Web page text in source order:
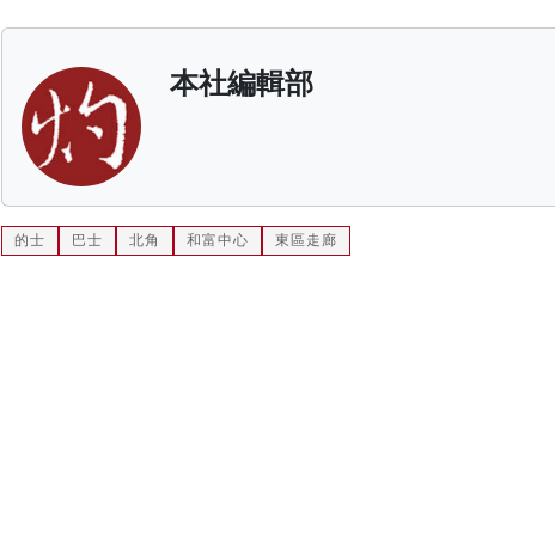
本社編輯部
的士 巴士 北角 和富中心 東區走廊